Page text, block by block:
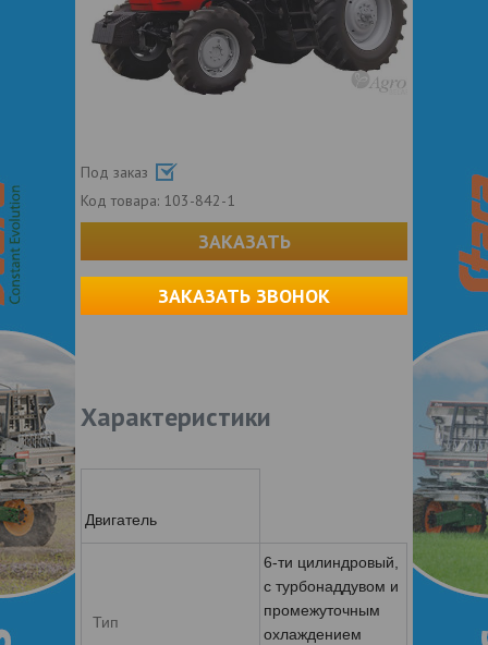
Под заказ
Код товара: 103-842-1
ЗАКАЗАТЬ
ЗАКАЗАТЬ ЗВОНОК
Характеристики
Двигатель
Тип
6-ти цилиндровый,
с турбонаддувом и
промежуточным
охлаждением